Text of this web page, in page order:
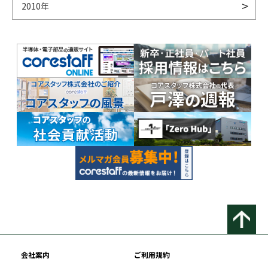
2010年
会社案内
ご利用規約